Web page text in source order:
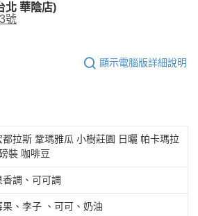
北 華陰店)
號
顯示電腦版詳細說明
都拉斯 鞏瑪雅瓜 小樹莊園 日曬 帕卡瑪拉
裝 咖啡豆
香調、可可調
果、李子 、可可、奶油